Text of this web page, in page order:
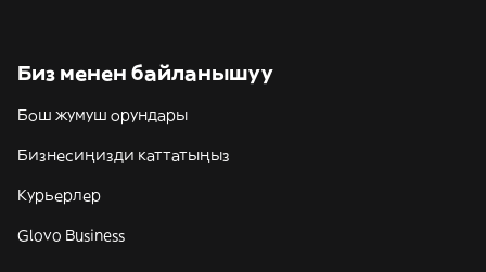
Биз менен байланышуу
Бош жумуш орундары
Бизнесиңизди каттатыңыз
Курьерлер
Glovo Business